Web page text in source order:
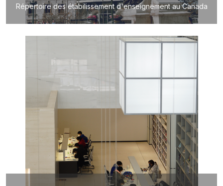
Répertoire des étabilissement d'enseignement au Canada